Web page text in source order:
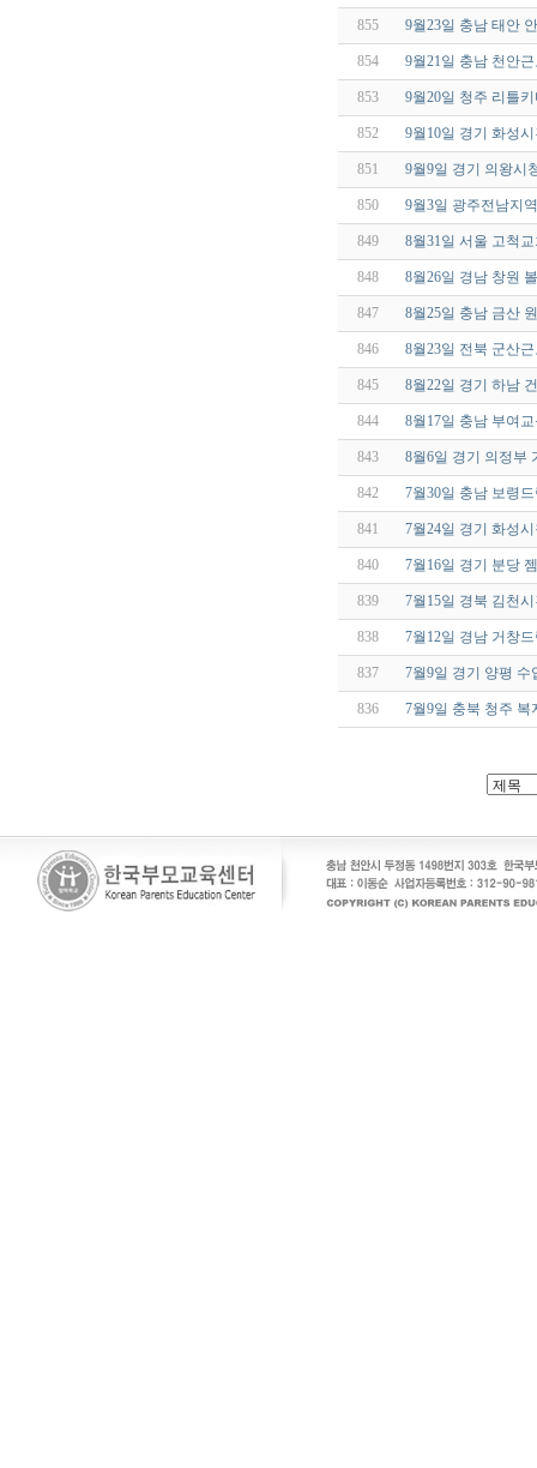
855 9월23일 충남 태안
854 9월21일 충남 천안
853 9월20일 청주 리틀
852 9월10일 경기 화성
851 9월9일 경기 의왕시
850 9월3일 광주전남지
849 8월31일 서울 고척
848 8월26일 경남 창원
847 8월25일 충남 금산
846 8월23일 전북 군산
845 8월22일 경기 하남
844 8월17일 충남 부여
843 8월6일 경기 의정부
842 7월30일 충남 보령
841 7월24일 경기 화성
840 7월16일 경기 분당
839 7월15일 경북 김천
838 7월12일 경남 거창
837 7월9일 경기 양평
836 7월9일 충북 청주